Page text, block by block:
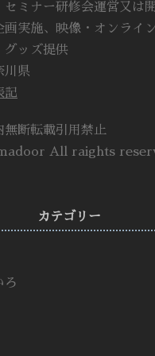
ミナー研修会運営又は開
画実施、映像・オンライ
グッズ提供
川県
記
無断転載引用禁止
All raights
カテゴリー
ろ